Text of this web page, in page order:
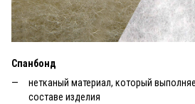
Спанбонд
нетканый материал, который
составе изделия